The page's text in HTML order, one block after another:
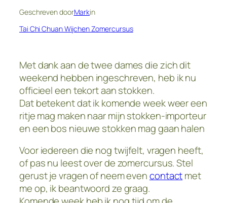
Geschreven doorMarkin
Tai Chi Chuan Wijchen Zomercursus
Met dank aan de twee dames die zich dit
weekend hebben ingeschreven, heb ik nu
officieel een tekort aan stokken.
Dat betekent dat ik komende week weer een
ritje mag maken naar mijn stokken-importeur
en een bos nieuwe stokken mag gaan halen
Voor iedereen die nog twijfelt, vragen heeft,
of pas nu leest over de zomercursus. Stel
gerust je vragen of neem evencontactmet
me op, ik beantwoord ze graag.